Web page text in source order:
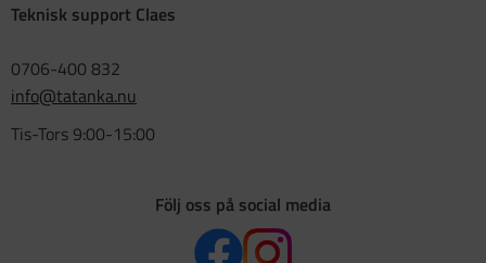
Teknisk support Claes
0706-400 832
info@tatanka.nu
Tis-Tors 9:00-15:00
Följ oss på social media